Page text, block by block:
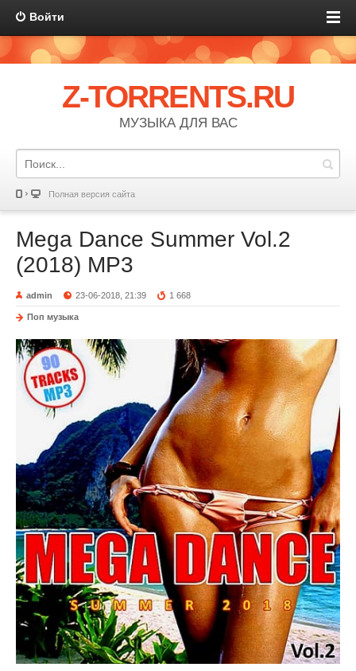
Войти
Z-TORRENTS.RU
МУЗЫКА ДЛЯ ВАС
Полная версия сайта
Mega Dance Summer Vol.2
(2018) MP3
admin 23-06-2018, 21:39 1 668
Поп музыка